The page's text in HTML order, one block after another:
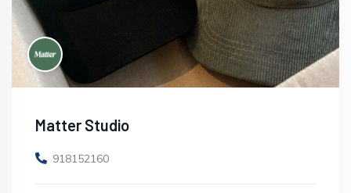
Matter Studio
918152160